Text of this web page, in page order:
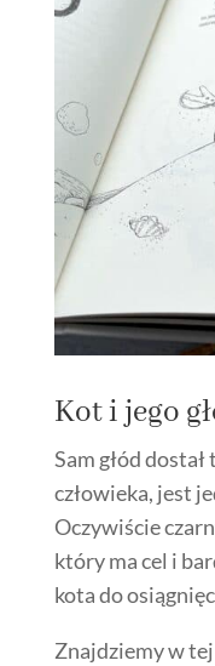
Kot i jego
Sam głód
człowieka, jest
Oczywiście
który ma cel i
kota do
Znajdziemy w